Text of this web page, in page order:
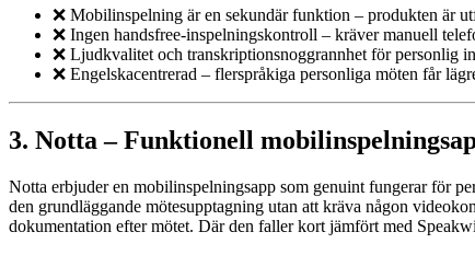
❌ Mobilinspelning är en sekundär funktion – produkten är
❌ Ingen handsfree-inspelningskontroll – kräver manuell
❌ Ljudkvalitet och transkriptionsnoggrannhet för personlig
❌ Engelskacentrerad – flerspråkiga personliga möten får
3. Notta – Funktionell
Notta erbjuder en mobilinspelningsapp som genuint fungerar för
den grundläggande mötesupptagning utan att kräva någon
dokumentation efter mötet. Där den faller kort jämfört med